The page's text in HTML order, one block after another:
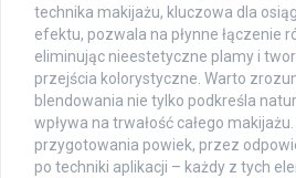
technika makijażu, kluczowa dla
efektu, pozwala na płynne łączenie
eliminując nieestetyczne plamy i
przejścia kolorystyczne. Warto
blendowania nie tylko podkreśla
wpływa na trwałość całego
przygotowania powiek, przez
po techniki aplikacji – każdy z tych